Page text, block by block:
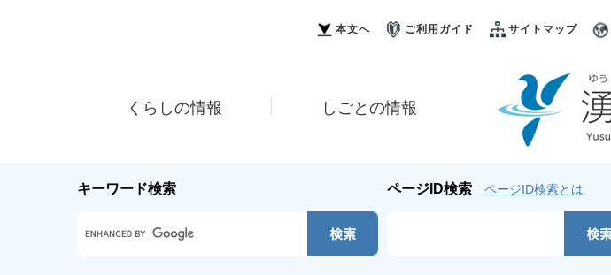
本文へ ご利用ガイド サイトマップ
くらしの情報 しごとの情報
キーワード検索
カ
ページID検索 ページID検索とは